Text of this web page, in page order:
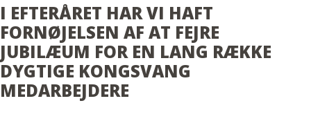
I EFTERÅRET HAR VI HAFT
FORNØJELSEN AF AT FEJRE
JUBILÆUM FOR EN LANG RÆKKE
DYGTIGE KONGSVANG
MEDARBEJDERE